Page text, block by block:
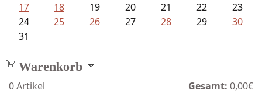
17
18 19 20 21 22
23
24
25 26 27 28 29
30
31
Warenkorb
0Artikel Gesamt: 0,00€